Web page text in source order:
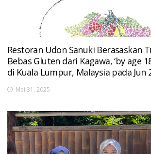
Restoran Udon Sanuki Berasaskan
Bebas Gluten dari Kagawa, ‘by age
di Kuala Lumpur, Malaysia pada Jun
Mei 31, 2025